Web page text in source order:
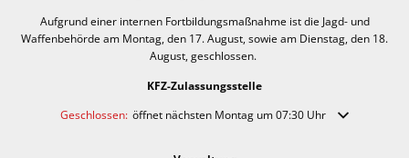
Aufgrund einer internen Fortbildungsmaßnahme ist die Jagd- und
Waffenbehörde am Montag, den 17. August, sowie am Dienstag, den 18.
August, geschlossen.
KFZ-Zulassungsstelle
Klicken, um weitere Öffnungs- oder Schließzeiten auszublenden
Geschlossen: öffnet nächsten Montag um 07:30 Uhr